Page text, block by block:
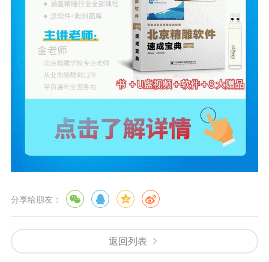
分享给朋友：
返回列表